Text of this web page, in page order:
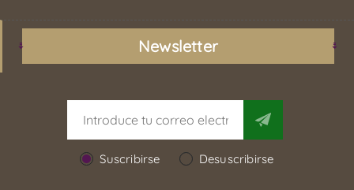
Newsletter
Suscribirse Desuscribirse